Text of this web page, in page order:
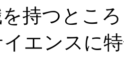
持つとこ
エンスに